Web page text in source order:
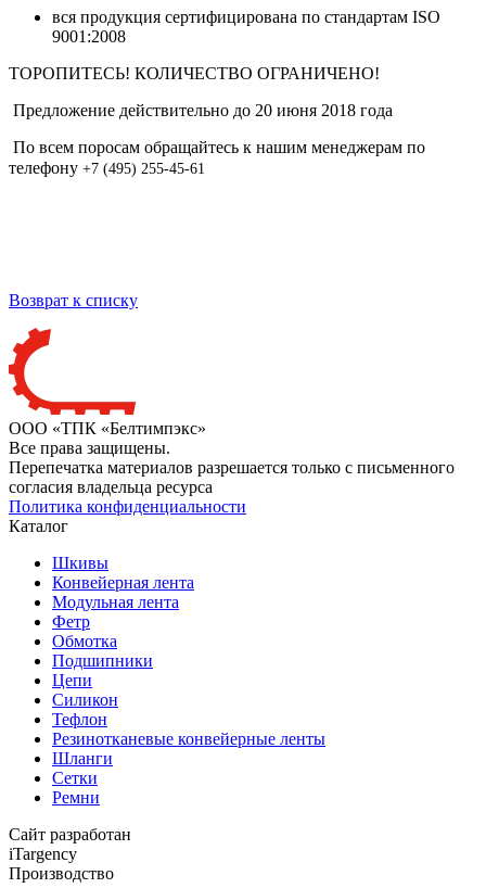
вся продукция сертифицирована по стандартам ISO
9001:2008
ТОРОПИТЕСЬ! КОЛИЧЕСТВО ОГРАНИЧЕНО!
Предложение действительно до 20 июня 2018 года
По всем поросам обращайтесь к нашим менеджерам по
телефону +7 (495) 255-45-61
Возврат к списку
ООО «ТПК «Белтимпэкс»
Все права защищены.
Перепечатка материалов разрешается только с письменного
согласия владельца ресурса
Политика конфиденциальности
Каталог
Шкивы
Конвейерная лента
Модульная лента
Фетр
Обмотка
Подшипники
Цепи
Силикон
Тефлон
Резинотканевые конвейерные ленты
Шланги
Сетки
Ремни
Сайт разработан
iTargency
Производство